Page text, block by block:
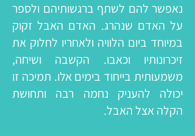
נאפשר להם לשתף ברגשותיהם ולספר
על האדם שנהרג. האדם האבל זקוק
במיוחד ביום הלוויה ולאחריו לחלוק את
זיכרונותיו וכאבו. הקשבה ושיחה,
משמעותית בייחוד בימים אלו. תמיכה זו
יכולה להעניק נחמה רבה ותחושת
הקלה אצל האבל.